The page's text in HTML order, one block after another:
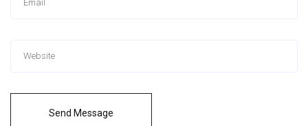
Send Message